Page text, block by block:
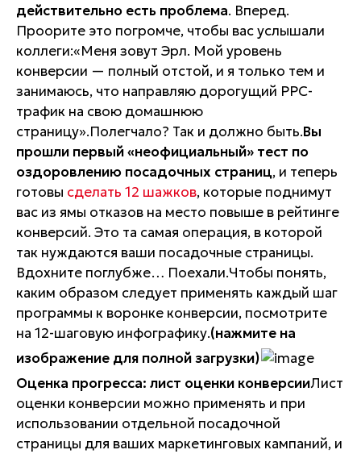
действительно есть проблема. Вперед.
Проорите это погромче, чтобы вас услышали
коллеги:«Меня зовут Эрл. Мой уровень
конверсии — полный отстой, и я только тем и
занимаюсь, что направляю дорогущий РРС-
трафик на свою домашнюю
страницу».Полегчало? Так и должно быть.Вы
прошли первый «неофициальный» тест по
оздоровлению посадочных страниц, и теперь
готовы сделать 12 шажков, которые поднимут
вас из ямы отказов на место повыше в рейтинге
конверсий. Это та самая операция, в которой
так нуждаются ваши посадочные страницы.
Вдохните поглубже… Поехали.Чтобы понять,
каким образом следует применять каждый шаг
программы к воронке конверсии, посмотрите
на 12-шаговую инфографику.(нажмите на
изображение для полной загрузки)
Оценка прогресса: лист оценки конверсииЛист
оценки конверсии можно применять и при
использовании отдельной посадочной
страницы для ваших маркетинговых кампаний, и